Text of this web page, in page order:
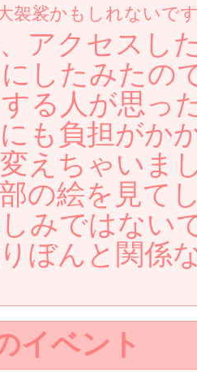
袈裟かもしれないで
アクセスし
したみたの
る人が思
も負担がか
えちゃいま
の絵を見て
みではない
ぼんと関係
イベント